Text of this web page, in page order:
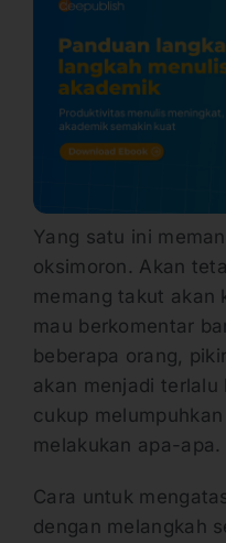
Yang satu ini
oksimoron. Akan
memang takut akan
mau berkomentar
beberapa orang,
akan menjadi
cukup
melakukan apa-apa.
Cara untuk
dengan melangkah